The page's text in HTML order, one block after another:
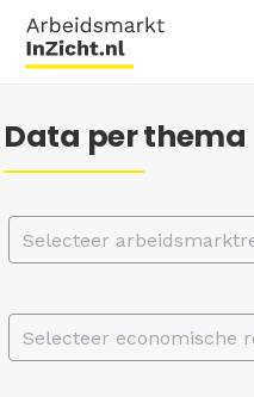
Data per thema
Selecteer
Selecteer economische